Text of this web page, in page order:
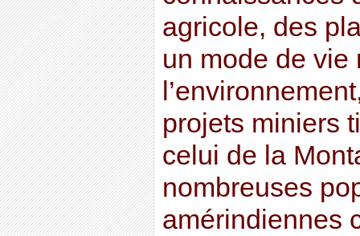
agricole, des
un mode de vie
projets miniers
celui de la
nombreuses
amérindiennes